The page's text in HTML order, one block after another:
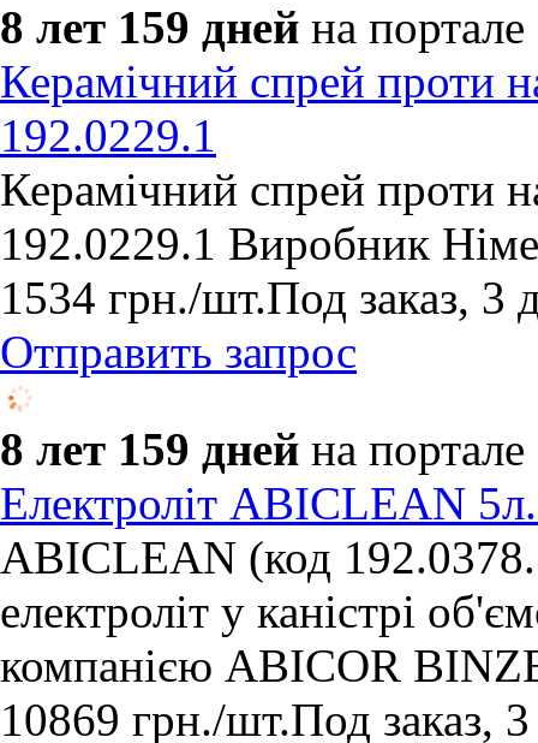
8 лет 159 дней на портале
Керамічний спрей проти
192.0229.1
Керамічний спрей проти
192.0229.1 Виробник
1534 грн./шт.Под заказ, 3
Отправить запрос
8 лет 159 дней на портале
Електроліт ABICLEAN
ABICLEAN (код
електроліт у каністрі
компанією ABICOR
10869 грн./шт.Под заказ,